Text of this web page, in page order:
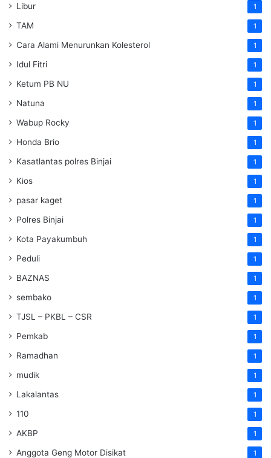
Libur 1
TAM 1
Cara Alami Menurunkan Kolesterol 1
Idul Fitri 1
Ketum PB NU 1
Natuna 1
Wabup Rocky 1
Honda Brio 1
Kasatlantas polres Binjai 1
Kios 1
pasar kaget 1
Polres Binjai 1
Kota Payakumbuh 1
Peduli 1
BAZNAS 1
sembako 1
TJSL – PKBL – CSR 1
Pemkab 1
Ramadhan 1
mudik 1
Lakalantas 1
110 1
AKBP 1
Anggota Geng Motor Disikat 1